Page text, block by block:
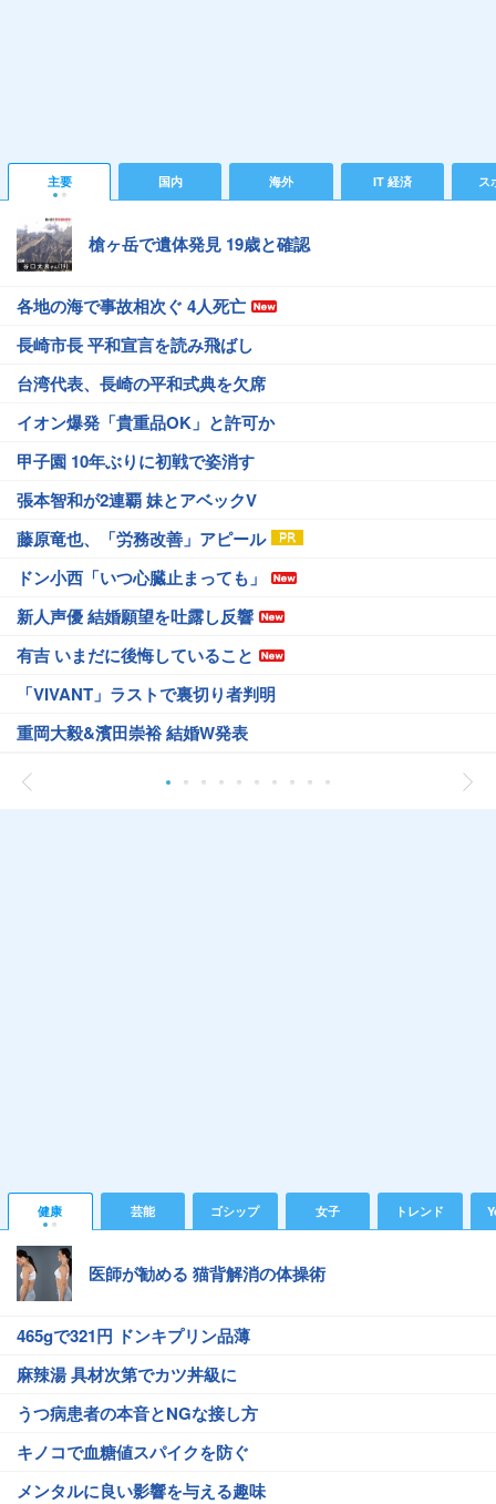
主要 国内 海外 IT 経済 ス
槍ヶ岳で遺体発見 19歳と確認
各地の海で事故相次ぐ 4人死亡
長崎市長 平和宣言を読み飛ばし
台湾代表、長崎の平和式典を欠席
イオン爆発「貴重品OK」と許可か
甲子園 10年ぶりに初戦で姿消す
張本智和が2連覇 妹とアベックV
藤原竜也、「労務改善」アピール
ドン小西「いつ心臓止まっても」
新人声優 結婚願望を吐露し反響
有吉 いまだに後悔していること
「VIVANT」ラストで裏切り者判明
重岡大毅&濱田崇裕 結婚W発表
健康 芸能 ゴシップ 女子 トレンド
医師が勧める 猫背解消の体操術
465gで321円 ドンキプリン品薄
麻辣湯 具材次第でカツ丼級に
うつ病患者の本音とNGな接し方
キノコで血糖値スパイクを防ぐ
メンタルに良い影響を与える趣味